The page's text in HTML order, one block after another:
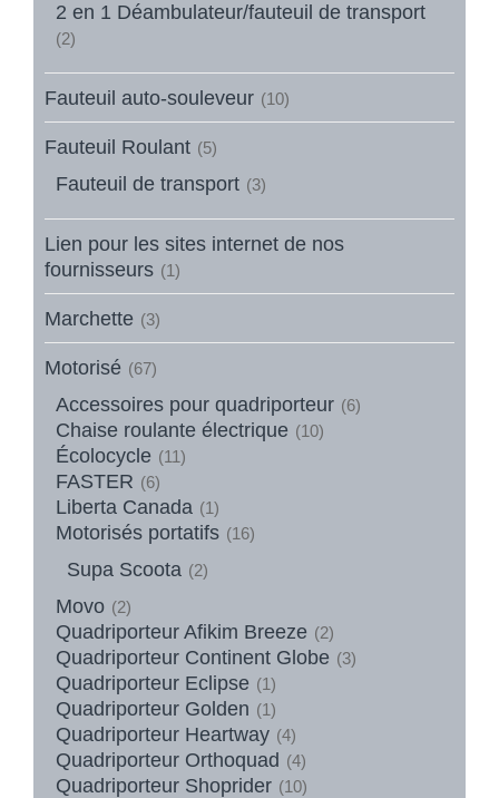
2 en 1 Déambulateur/fauteuil de transport
(2)
Fauteuil auto-souleveur (10)
Fauteuil Roulant (5)
Fauteuil de transport (3)
Lien pour les sites internet de nos
fournisseurs (1)
Marchette (3)
Motorisé (67)
Accessoires pour quadriporteur (6)
Chaise roulante électrique (10)
Écolocycle (11)
FASTER (6)
Liberta Canada (1)
Motorisés portatifs (16)
Supa Scoota (2)
Movo (2)
Quadriporteur Afikim Breeze (2)
Quadriporteur Continent Globe (3)
Quadriporteur Eclipse (1)
Quadriporteur Golden (1)
Quadriporteur Heartway (4)
Quadriporteur Orthoquad (4)
Quadriporteur Shoprider (10)